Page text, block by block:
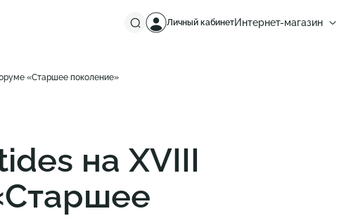
Личный кабинетИнтернет-магазин
«Старшее поколение»
на XVIII